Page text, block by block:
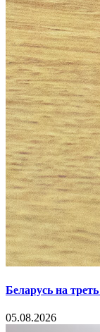
Беларусь на
05.08.2026